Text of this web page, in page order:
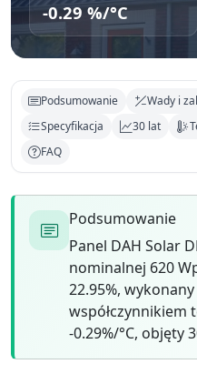
-0.29 %/°C
Podsumowanie Wady i
Specyfikacja
30 lat
FAQ
Podsumowanie
Panel DAH Solar
nominalnej 620
22.95%,
-0.29%/°C, objęty